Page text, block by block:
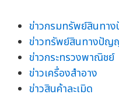
ข่าวกรมทรัพย์สินทา
ข่าวทรัพย์สินทางปัญ
ข่าวกระทรวงพาณิชย์
ข่าวเครื่องสำอาง
ข่าวสินค้าละเมิด